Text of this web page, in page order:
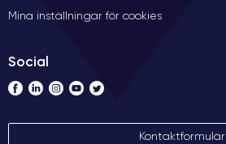
Mina inställningar för cookies
Social
Kontaktformulär